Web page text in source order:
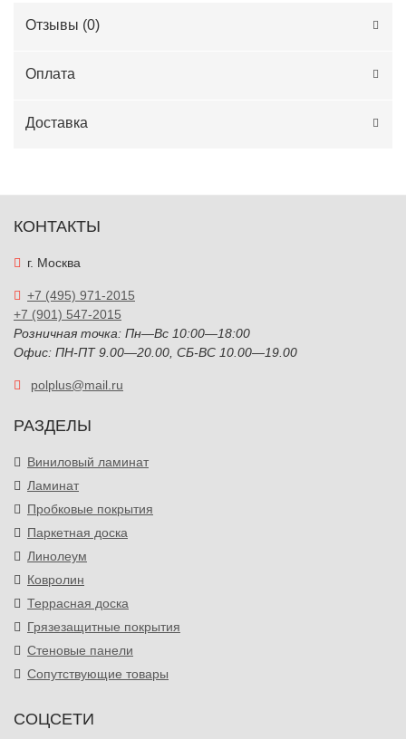
Отзывы (0)
Оплата
Доставка
КОНТАКТЫ
г. Москва
+7 (495) 971-2015
+7 (901) 547-2015
Розничная точка: Пн—Вс 10:00—18:00
Офис: ПН-ПТ 9.00—20.00, СБ-ВС 10.00—19.00
polplus@mail.ru
РАЗДЕЛЫ
Виниловый ламинат
Ламинат
Пробковые покрытия
Паркетная доска
Линолеум
Ковролин
Террасная доска
Грязезащитные покрытия
Стеновые панели
Сопутствующие товары
СОЦСЕТИ